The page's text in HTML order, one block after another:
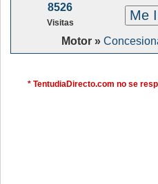
8526
Visitas Me
Motor »
* TentudiaDirecto.com no se